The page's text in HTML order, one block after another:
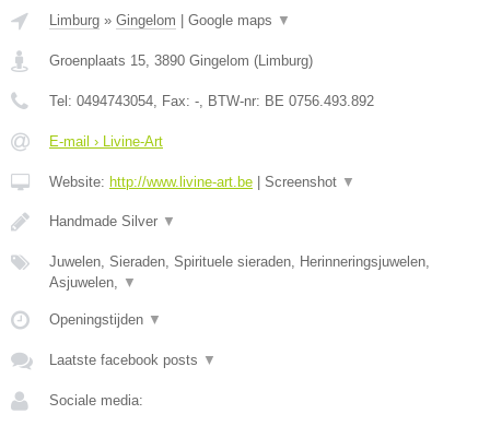
Limburg » Gingelom | Google maps ▼
Groenplaats 15 3890 Gingelom (Limburg)
Tel: 0494743054 , Fax: - , BTW-nr: BE 0756.493.892
E-mail › Livine-Art
Website: http://www.livine-art.be | Screenshot ▼
Handmade Silver ▼
Juwelen, Sieraden, Spirituele sieraden, Herinneringsjuwelen,
Asjuwelen,
▼
Openingstijden ▼
Laatste facebook posts ▼
Sociale media: